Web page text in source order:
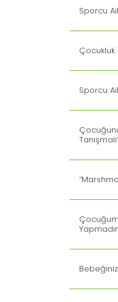
Sporcu
Çocukluk
Sporcu